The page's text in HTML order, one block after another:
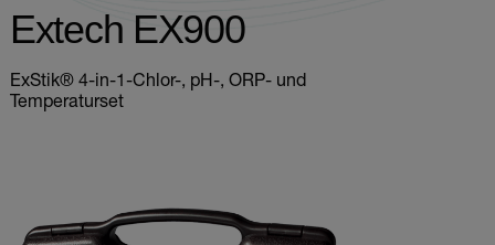
Extech EX900
ExStik® 4-in-1-Chlor-, pH-, ORP- und
Temperaturset